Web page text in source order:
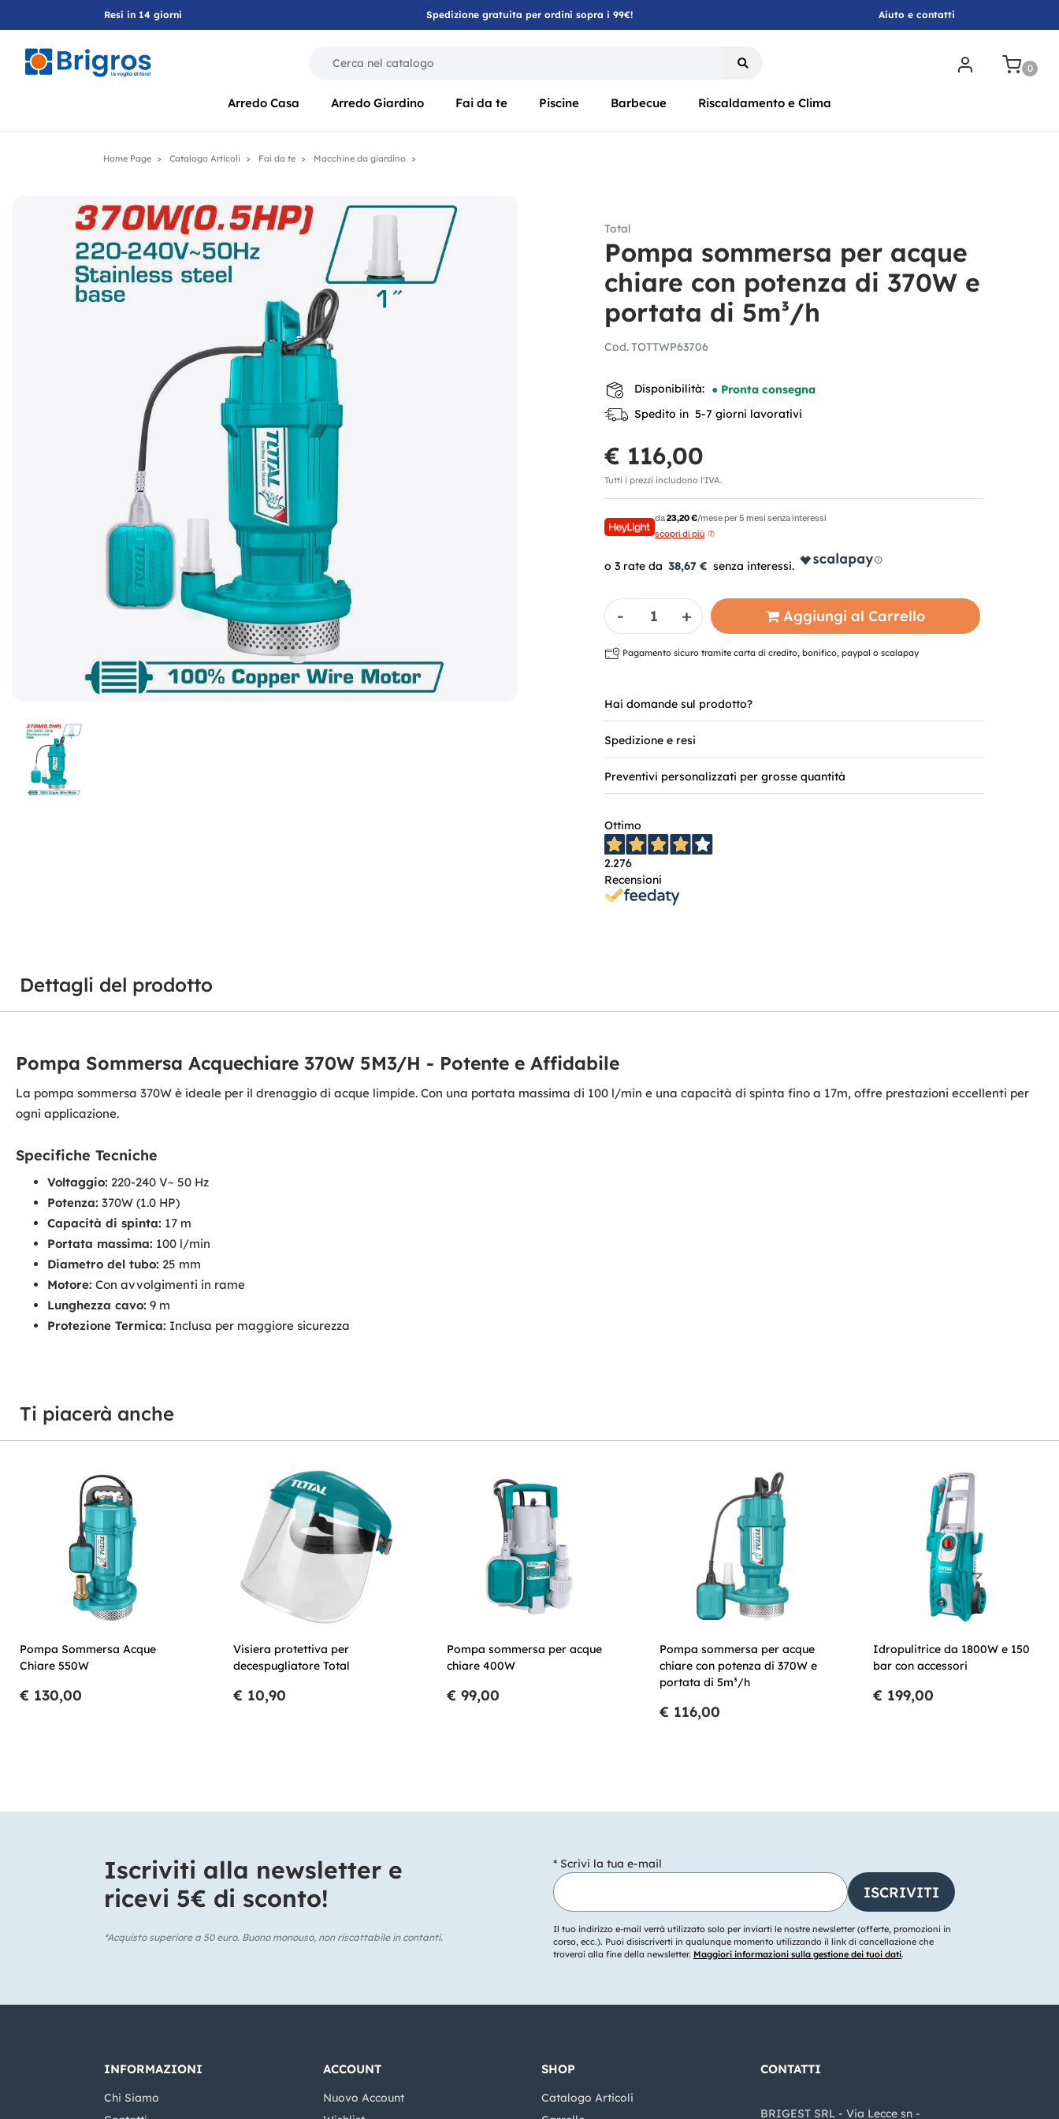
Resi in 14 giorni Spedizione gratuita per ordini sopra i 99€! Aiuto e contatti
0
Arredo Casa Arredo Giardino Fai da te Piscine Barbecue Riscaldamento e Clima
Home Page Catalogo Articoli Fai da te Macchine da giardino
Total
Pompa sommersa per acque
chiare con potenza di 370W e
portata di 5m³/h
Cod.TOTTWP63706
Disponibilità: ● Pronta consegna
Spedito in 5-7 giorni lavorativi
€ 116,00
Tutti i prezzi includono l'IVA.
da23,20 €/mese per 5 mesi senza interessi
scopri di più
38,67 €
Quantità
Aggiungi al Carrello
Pagamento sicuro tramite carta di credito, bonifico, paypal o scalapay
Hai domande sul prodotto?
Spedizione e resi
Preventivi personalizzati per grosse quantità
Ottimo
2.276
Recensioni
Dettagli del prodotto
Pompa Sommersa Acquechiare 370W 5M3/H - Potente e Affidabile
La pompa sommersa 370W è ideale per il drenaggio di acque limpide. Con una portata massima di 100 l/min e una capacità di spinta fino a 17m, offre prestazioni eccellenti per
ogni applicazione.
Specifiche Tecniche
Voltaggio: 220-240 V~ 50 Hz
Potenza: 370W (1.0 HP)
Capacità di spinta: 17 m
Portata massima: 100 l/min
Diametro del tubo: 25 mm
Motore: Con avvolgimenti in rame
Lunghezza cavo: 9 m
Protezione Termica: Inclusa per maggiore sicurezza
Ti piacerà anche
Pompa Sommersa Acque
Chiare 550W
€ 130,00
Visiera protettiva per
decespugliatore Total
€ 10,90
Pompa sommersa per acque
chiare 400W
€ 99,00
Pompa sommersa per acque
chiare con potenza di 370W e
portata di 5m³/h
€ 116,00
Idropulitrice da 1800W e 150
bar con accessori
€ 199,00
Iscriviti alla newsletter e
ricevi 5€ di sconto!​
*Acquisto superiore a 50 euro. Buono monouso, non riscattabile in contanti.
* Scrivi la tua e-mail
Il tuo indirizzo e-mail verrà utilizzato solo per inviarti le nostre newsletter (offerte, promozioni in
corso, ecc.). Puoi disiscriverti in qualunque momento utilizzando il link di cancellazione che
troverai alla fine della newsletter. Maggiori informazioni sulla gestione dei tuoi dati.
INFORMAZIONI
Chi Siamo
ACCOUNT
Nuovo Account
SHOP
Catalogo Articoli
CONTATTI
BRIGEST SRL - Via Lecce sn -